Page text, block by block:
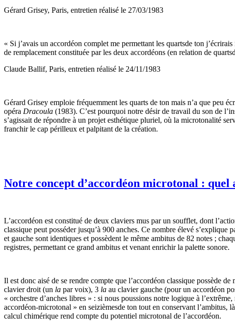
Gérard Grisey, Paris, entretien réalisé le 27/03/1983
« Si j’avais un accordéon complet me permettant les quartsde ton
de remplacement constituée par les deux accordéons (en relation de
Claude Ballif, Paris, entretien réalisé le 24/11/1983
Gérard Grisey emploie fréquemment les quarts de ton mais n’a que peu
opéra Dracoula (1983). C’est pourquoi notre désir de travail du son de
s’agissait de répondre à un projet esthétique pluriel, où la microtonalité
franchir le cap périlleux et palpitant de la création.
Notre concept d’accordéon microtonal : quel
L’accordéon est constitué de deux claviers mus par un soufflet, dont
classique peut posséder jusqu’à 900 anches. Ce nombre élevé
et gauche sont identiques et possèdent le même ambitus de 82 notes ;
registres, permettant ce grand ambitus et venant enrichir la palette sonore.
Il est donc aisé de se rendre compte que l’accordéon classique possède
clavier droit (un la par voix), 3 la au clavier gauche (pour un accordéon
« orchestre d’anches libres » : si nous poussions notre logique à
accordéon-microtonal » en seizièmesde ton tout en conservant
calcul chimérique rend compte du potentiel microtonal de l’accordéon.